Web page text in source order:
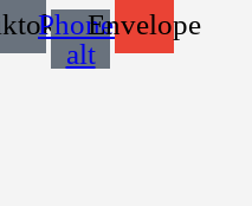
Phone-
alt
Envelope